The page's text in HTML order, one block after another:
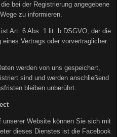
bei der Registrierung angegebene
zu informieren.
Art. 6 Abs. 1 lit. b DSGVO, der die
Vertrags oder vorvertraglicher
werden von uns gespeichert,
sind und werden anschließend
bleiben unberührt.
Website können Sie sich mit
dieses Dienstes ist die Facebook